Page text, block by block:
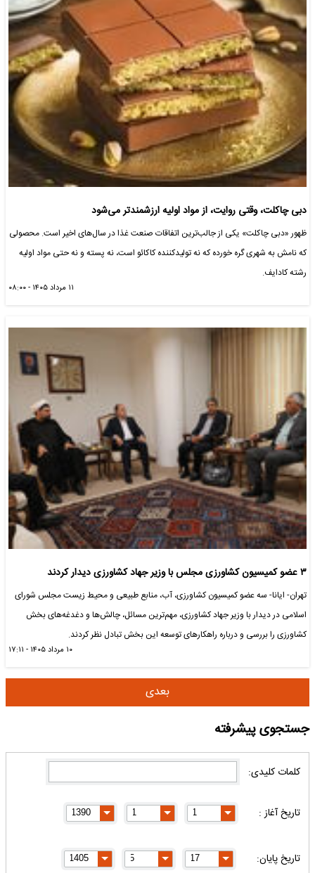
دبی چاکلت، وقتی روایت، از مواد اولیه ارزشمندتر می‌شود
ظهور «دبی چاکلت» یکی از جالب‌ترین اتفاقات صنعت غذا در سال‌های اخیر است. محصولی
که نامش به شهری گره خورده که نه تولیدکننده کاکائو است، نه پسته و نه حتی مواد اولیه
رشته کادایف.
۱۱ مرداد ۱۴۰۵ - ۰۸:۰۰
۳ عضو کمیسیون کشاورزی مجلس با وزیر جهاد کشاورزی دیدار کردند
تهران- ایانا- سه عضو کمیسیون کشاورزی، آب، منابع طبیعی و محیط زیست مجلس شورای
اسلامی در دیدار با وزیر جهاد کشاورزی، مهم‌ترین مسائل، چالش‌ها و دغدغه‌های بخش
کشاورزی را بررسی و درباره راهکارهای توسعه این بخش تبادل نظر کردند.
۱۰ مرداد ۱۴۰۵ - ۱۷:۱۱
بعدی
جستجوی پیشرفته
کلمات کلیدی:
تاریخ آغاز :
تاریخ پایان: